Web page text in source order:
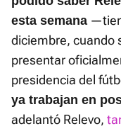
esta semana
diciembre, cuando
presentar
presidencia del
ya trabajan en
adelantó Relevo,